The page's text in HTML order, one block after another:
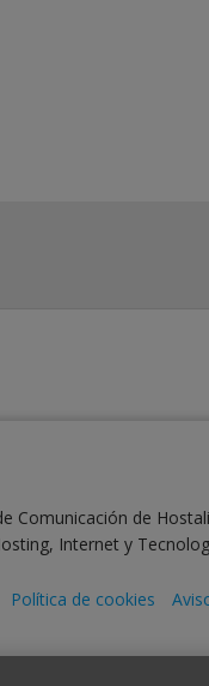
Comunicación de
Internet y
Política de cookies